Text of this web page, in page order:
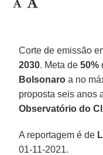
Corte de emissão
2030. Meta de 50%
Bolsonaro a no
proposta seis anos
Observatório do
A reportagem é de
01-11-2021.